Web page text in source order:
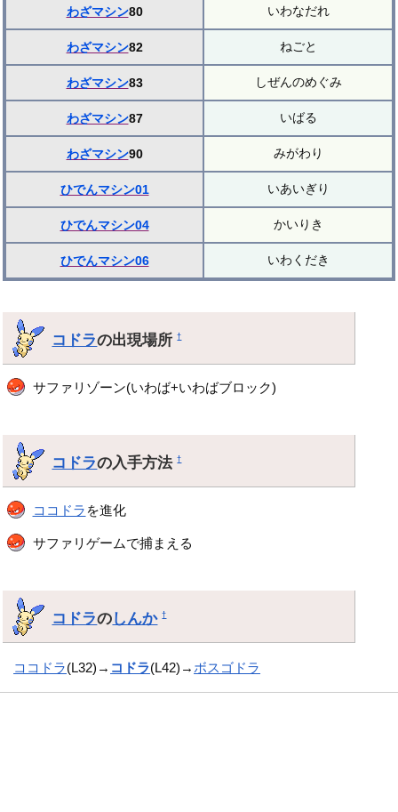
わざマシン80 いわなだれ
わざマシン82 ねごと
わざマシン83 しぜんのめぐみ
わざマシン87 いばる
わざマシン90 みがわり
ひでんマシン01 いあいぎり
ひでんマシン04 かいりき
ひでんマシン06 いわくだき
コドラの出現場所†
サファリゾーン(いわば+いわばブロック)
コドラの入手方法†
ココドラ を進化
サファリゲームで捕まえる
コドラのしんか †
ココドラ(L32)→ コドラ(L42)→ ボスゴドラ